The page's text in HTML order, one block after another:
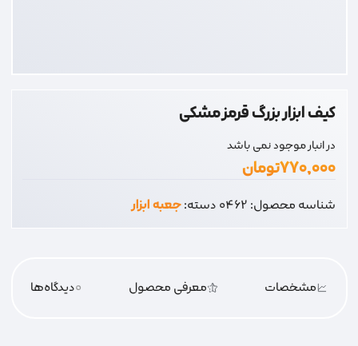
کیف ابزار بزرگ قرمز مشکی
در انبار موجود نمی باشد
۷۷۰,۰۰۰تومان
شناسه محصول:0462دسته:جعبه ابزار
مشخصات معرفی محصول 0دیدگاه‌‌ها